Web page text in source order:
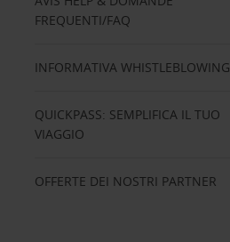
FREQUENTI/FAQ
INFORMATIVA WHISTLEBLOWING
QUICKPASS: SEMPLIFICA IL TUO
VIAGGIO
OFFERTE DEI NOSTRI PARTNER